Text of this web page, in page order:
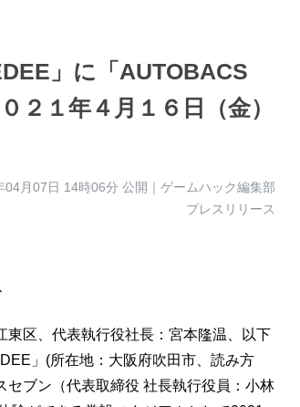
」に「AUTOBACS
１年４月１６日（金）
04月07日 14時06分 公開｜ゲームハック編集部
プレスリリース
東区、代表執行役社長：宮本隆温、以下
」(所在地：大阪府吹田市、読み方
セブン（代表取締役 社長執行役員：小林